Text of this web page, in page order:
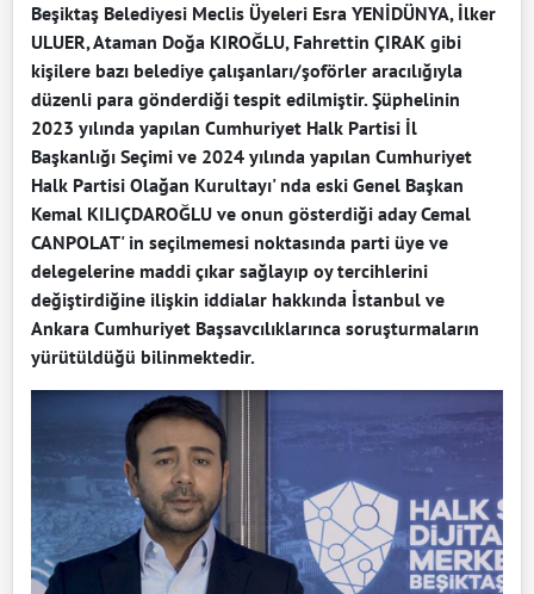
Beşiktaş Belediyesi Meclis Üyeleri Esra YENİDÜNYA, İlker
ULUER, Ataman Doğa KIROĞLU, Fahrettin ÇIRAK gibi
kişilere bazı belediye çalışanları/şoförler aracılığıyla
düzenli para gönderdiği tespit edilmiştir. Şüphelinin
2023 yılında yapılan Cumhuriyet Halk Partisi İl
Başkanlığı Seçimi ve 2024 yılında yapılan Cumhuriyet
Halk Partisi Olağan Kurultayı' nda eski Genel Başkan
Kemal KILIÇDAROĞLU ve onun gösterdiği aday Cemal
CANPOLAT' in seçilmemesi noktasında parti üye ve
delegelerine maddi çıkar sağlayıp oy tercihlerini
değiştirdiğine ilişkin iddialar hakkında İstanbul ve
Ankara Cumhuriyet Başsavcılıklarınca soruşturmaların
yürütüldüğü bilinmektedir.